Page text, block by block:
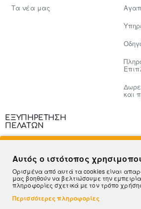
Tα νέα μας
και
ΕΞΥΠΗΡΕΤΗΣΗ
ΠΕΛΑΤΩΝ
Τρόποι Πληρωμής
Πληροφορίες Αποστολής
Ο Λογαριασμός μου
Αυτός ο ιστότοπος
Ορισμένα από αυτά τα cookies είναι
μας βοηθούν να βελτιώσουμε την
πληροφορίες σχετικά με τον τρόπο
Περισσότερες πληροφορίες